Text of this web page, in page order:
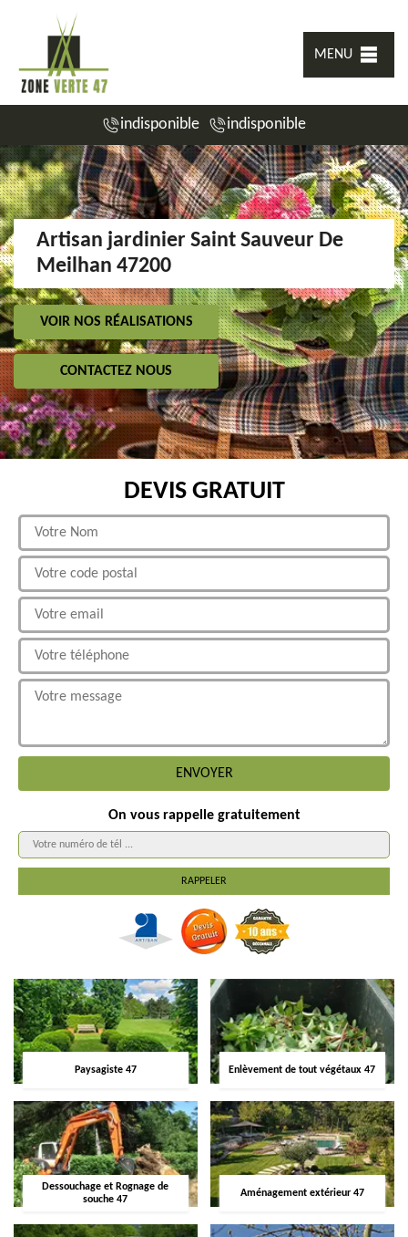
MENU
indisponible indisponible
Artisan jardinier Saint Sauveur De
Meilhan 47200
VOIR NOS RÉALISATIONS
CONTACTEZ NOUS
DEVIS GRATUIT
On vous rappelle gratuitement
Paysagiste 47 Enlèvement de tout végétaux 47
Dessouchage et Rognage de
souche 47
Aménagement extérieur 47